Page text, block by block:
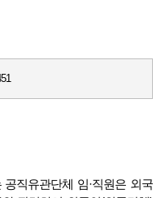
직유관단체 임·직원은 외국